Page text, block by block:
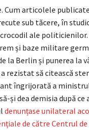
articolele
sub tăcere, în
ale politicienilor.
și baze militare
la Berlin și punerea la
rezistat să citească
îngrijorată a
și dea demisia după
denunțase unilateral
de către Centrul de